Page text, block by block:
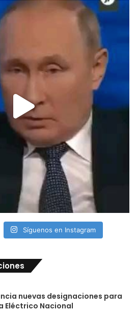
Síguenos en Instagram
nuevas designaciones para
Eléctrico Nacional